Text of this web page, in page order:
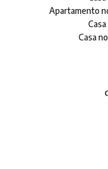
Apartamento
Casa